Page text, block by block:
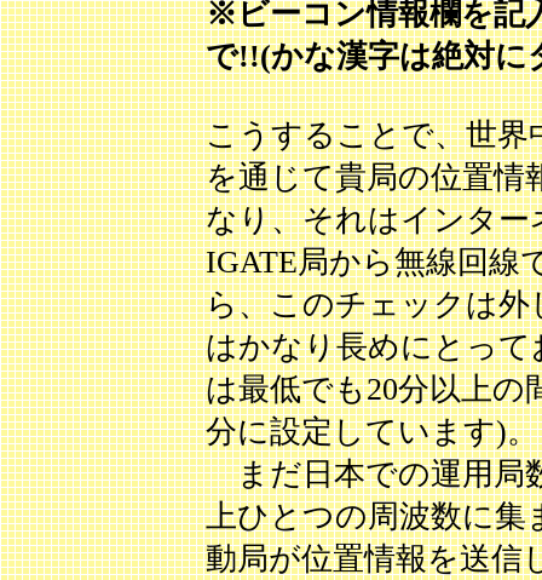
※ビーコン情報欄を記
で!!(かな漢字は絶対に
こうすることで、世
を通じて貴局の位置情
なり、それはインタ
IGATE局から無線回線
ら、このチェックは
はかなり長めにとっ
は最低でも20分以上の
分に設定しています)。
まだ日本での運用局
上ひとつの周波数に集
動局が位置情報を送信